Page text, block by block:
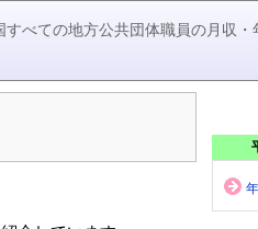
べての地方公共団体職員の月収・